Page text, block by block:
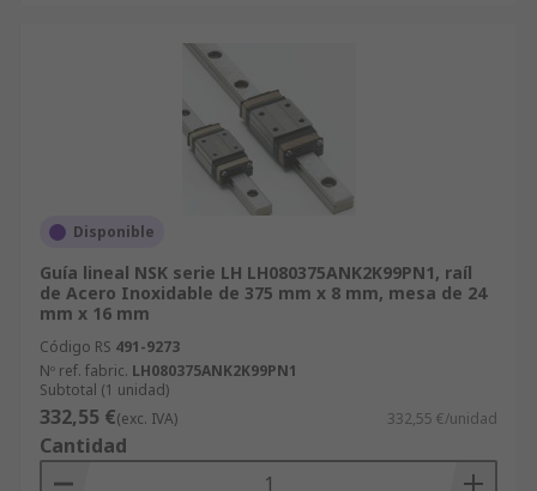
Disponible
Guía lineal NSK serie LH LH080375ANK2K99PN1, raíl
de Acero Inoxidable de 375 mm x 8 mm, mesa de 24
mm x 16 mm
Código RS 491-9273
Nº ref. fabric. LH080375ANK2K99PN1
Subtotal (1 unidad)
332,55 €(exc. IVA) 332,55 €/unidad
Cantidad